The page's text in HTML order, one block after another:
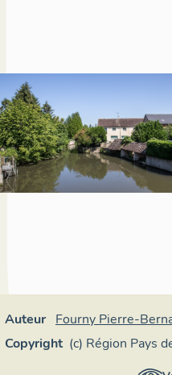
Auteur Fourny Pierre-
Copyright (c) Région Pays
Loire - Inventaire